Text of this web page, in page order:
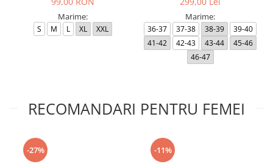
Marime:
S M L XL XXL
Marime:
36-37 37-38 38-39
39-40
41-42
42-43 43-44
45-46
46-47
RECOMANDARI PENTRU FEMEI
-27% -11%